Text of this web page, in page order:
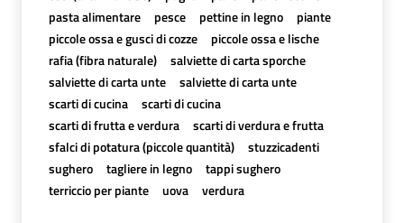
pasta alimentare
pesce pettine in legno
piante
piccole ossa e gusci di cozze
piccole ossa e lische
rafia (fibra naturale)
salviette di carta sporche
salviette di carta unte
salviette di carta unte
scarti di cucina
scarti di cucina
scarti di frutta e verdura
scarti di verdura e frutta
sfalci di potatura (piccole quantità)
stuzzicadenti
sughero
tagliere in legno
tappi sughero
terriccio per piante
uova verdura